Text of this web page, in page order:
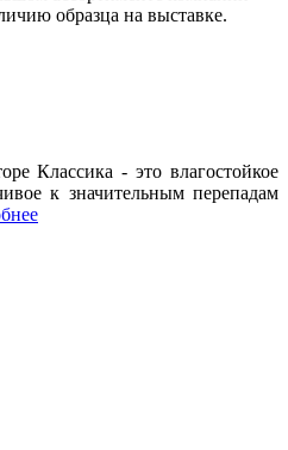
образца на выставке.
Классика - это влагостойкое
к значительным перепадам